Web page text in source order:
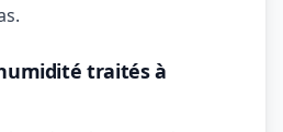
traités à